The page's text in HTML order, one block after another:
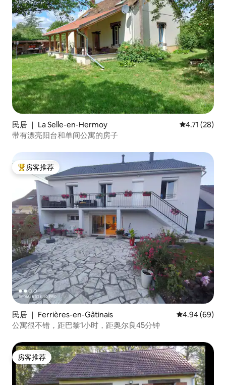
民居 ｜ La Selle-en-Hermoy 平均评分
4.71 (28)
带有漂亮阳台和单间公寓的房子
热门「房客推荐」
房客推荐
民居 ｜ Ferrières-en-Gâtinais 平均评分 4.94
4.94 (69)
公寓很不错，距巴黎1小时，距奥尔良45分钟
房客推荐
房客推荐